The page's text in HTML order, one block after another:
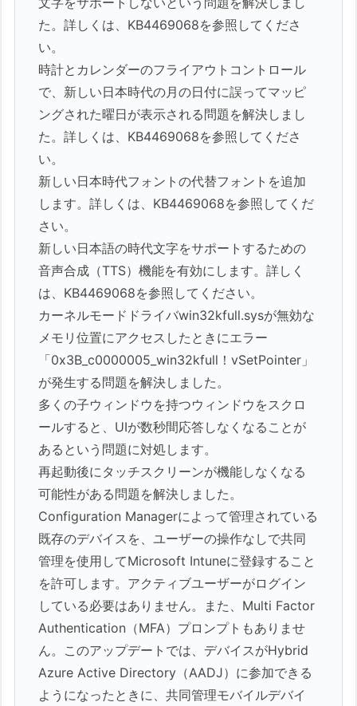
た。詳しくは、KB4469068を参照してくださ
い。
時計とカレンダーのフライアウトコントロール
で、新しい日本時代の月の日付に誤ってマッピ
ングされた曜日が表示される問題を解決しまし
た。詳しくは、KB4469068を参照してくださ
い。
新しい日本時代フォントの代替フォントを追加
します。詳しくは、KB4469068を参照してくだ
さい。
新しい日本語の時代文字をサポートするための
音声合成（TTS）機能を有効にします。詳しく
は、KB4469068を参照してください。
カーネルモードドライバwin32kfull.sysが無効な
メモリ位置にアクセスしたときにエラー
「0x3B_c0000005_win32kfull！vSetPointer」
が発生する問題を解決しました。
多くの子ウィンドウを持つウィンドウをスクロ
ールすると、UIが数秒間応答しなくなることが
あるという問題に対処します。
再起動後にタッチスクリーンが機能しなくなる
可能性がある問題を解決しました。
Configuration Managerによって管理されている
既存のデバイスを、ユーザーの操作なしで共同
管理を使用してMicrosoft Intuneに登録すること
を許可します。アクティブユーザーがログイン
している必要はありません。また、Multi Factor
Authentication（MFA）プロンプトもありませ
ん。このアップデートでは、デバイスがHybrid
Azure Active Directory（AADJ）に参加できる
ようになったときに、共同管理モバイルデバイ